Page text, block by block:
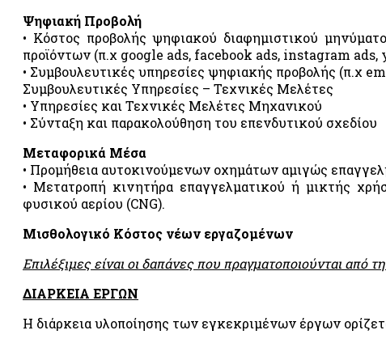
Ψηφιακή Προβολή
• Κόστος προβολής ψηφιακού διαφημιστικού
προϊόντων (π.χ google ads, facebook ads, instagram ads,
• Συμβουλευτικές υπηρεσίες ψηφιακής προβολής
Συμβουλευτικές Υπηρεσίες – Τεχνικές Μελέτες
• Υπηρεσίες και Τεχνικές Μελέτες Μηχανικού
• Σύνταξη και παρακολούθηση του επενδυτικού σχεδίου
Μεταφορικά Μέσα
• Προμήθεια αυτοκινούμενων οχημάτων αμιγώς
• Μετατροπή κινητήρα επαγγελματικού ή μικτής
φυσικού αερίου (CNG).
Μισθολογικό Κόστος νέων εργαζομένων
Επιλέξιμες είναι οι δαπάνες που πραγματοποιούνται από
ΔΙΑΡΚΕΙΑ ΕΡΓΩΝ
Η διάρκεια υλοποίησης των εγκεκριμένων έργων